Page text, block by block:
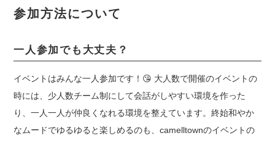
参加方法について
一人参加でも大丈夫？
イベントはみんな一人参加です！ 😘 大人数で開催のイベントの
時には、少人数チーム制にして会話がしやすい環境を作った
り、一人一人が仲良くなれる環境を整えています。終始和やか
なムードでゆるゆると楽しめるのも、camelltownのイベントの